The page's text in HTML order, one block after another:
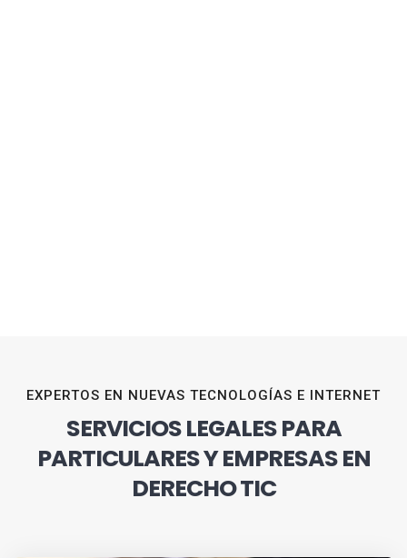
EXPERTOS EN NUEVAS TECNOLOGÍAS E INTERNET
SERVICIOS LEGALES PARA
PARTICULARES Y EMPRESAS EN
DERECHO TIC